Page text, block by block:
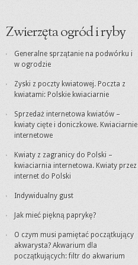
Zwierzęta ogród i ryby
Generalne sprzątanie na podwórku i
w ogrodzie
Zyski z poczty kwiatowej. Poczta z
kwiatami: Polskie kwiaciarnie
Sprzedaż internetowa kwiatów –
kwiaty cięte i doniczkowe. Kwiaciarnie
internetowe
Kwiaty z zagranicy do Polski –
kwiaciarnia internetowa. Kwiaty przez
internet do Polski
Indywidualny gust
Jak mieć piękną paprykę?
O czym musi pamiętać początkujący
akwarysta? Akwarium dla
początkujących: filtr do akwarium